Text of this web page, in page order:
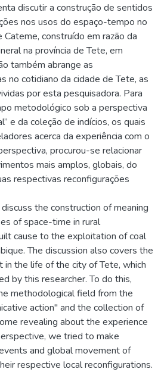
discutir a construção de sentidos
nos usos do espaço-tempo no
construído em razão da
na província de Tete, em
também abrange as
no cotidiano da cidade de Tete, as
por esta pesquisadora. Para
metodológico sob a perspectiva
e da coleção de indícios, os quais
acerca da experiência com o
procurou-se relacionar
mais amplos, globais, do
respectivas reconfigurações
the construction of meaning
of space-time in rural
cause to the exploitation of coal
The discussion also covers the
the life of the city of Tete, which
by this researcher. To do this,
methodological field from the
action" and the collection of
revealing about the experience
we tried to make
and global movement of
respective local reconfigurations.